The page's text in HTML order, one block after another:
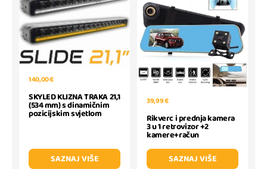
140,00 €
SKYLED KLIZNA TRAKA 21,1
(534 mm) s dinamičnim
pozicijskim svjetlom
SAZNAJ VIŠE
39,99 €
Rikverc i prednja kamera
3 u 1 retrovizor +2
kamere+račun
SAZNAJ VIŠE